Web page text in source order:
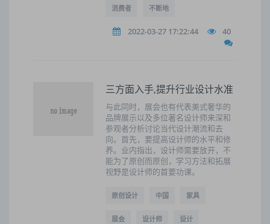
消费者 不断地
2022-03-27 17:22:44 40
三方面入手,提升行业设计水准
与此同时，展会也有代表美式奢华的
品牌展示以及多位著名设计师来深和
参观者分析讨论当代设计潮流和去
向。首先，要提高设计师的水平和修
养。业内指出，设计师需要放开，不
能为了原创而原创，学习方法和拓展
视野是设计师的首要功课。
原创设计 中国 家具
展会 设计师 设计